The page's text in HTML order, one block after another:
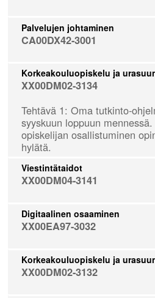
Palvelujen johtaminen
CA00DX42-3001
Korkeakouluopiskelu ja
XX00DM02-3134
Tehtävä 1: Oma tutkinto-
syyskuun loppuun
opiskelijan osallistuminen
hylätä.
Viestintätaidot
XX00DM04-3141
Digitaalinen osaaminen
XX00EA97-3032
Korkeakouluopiskelu ja
XX00DM02-3132